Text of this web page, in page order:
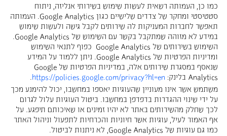
כמו כן, העמותה רשאית לעשות שימוש בשירותי אנליזה, ניתוח
סטטיסטי ומחקר של צדדים שלישיים כגון Google Analytics. העמותה
תאפשר לחברות המעניקות לה שירותים לקבל גישה ולעשות שימוש
השימוש בשירותים של Google Analytics כפוף לתנאי השימוש
ומדיניות הפרטיות של Google Analytics. ניתן ללמוד על המידע
שנאסף במסגרת שירותים אלה, במדיניות הפרטיות של Google
Analytics בלינק:
https://policies.google.com/privacy?hl=en
משתמש אשר אינו מעוניין שהעוגיות יאספו במחשבו, יכול להימנע מכך
על ידי שינוי ההגדרות בדפדפן במחשבו. ביטול העוגיות עלול לגרום
לכך שחלק מהשירותים באתר לא יהיו זמינים או שאיכותם תיפגע. על
אף האמור לעיל, עוגיות אשר חיוניות והכרחיות לתפעול וניהול האתר
כמו גם עוגיות של Google Analytics, לא ניתנות לביטול.